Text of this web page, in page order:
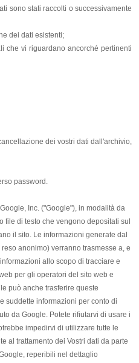
sono stati raccolti o successivamente
dei dati esistenti;
che vi riguardano ancorché pertinenti
dei vostri dati dall'archivio,
password.
Inc. ("Google"), in modalità da
file di testo che vengono depositati sul
il sito. Le informazioni generate dal
anonimo) verranno trasmesse a, e
allo scopo di tracciare e
per gli operatori del sito web e
può anche trasferire queste
suddette informazioni per conto di
da Google. Potete rifiutarvi di usare i
impedirvi di utilizzare tutte le
al trattamento dei Vostri dati da parte
reperibili nel dettaglio